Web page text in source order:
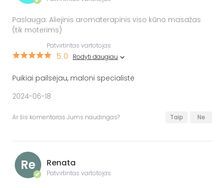
Paslauga: Aliejinis aromaterapinis viso kūno masažas
(tik moterims)
Patvirtintas vartotojas
5.0 Rodyti daugiau
Puikiai pailsėjau, maloni specialistė
2024-06-18
Ar šis komentaras Jums naudingas? Taip Ne
Re
✔
Renata
Patvirtintas vartotojas